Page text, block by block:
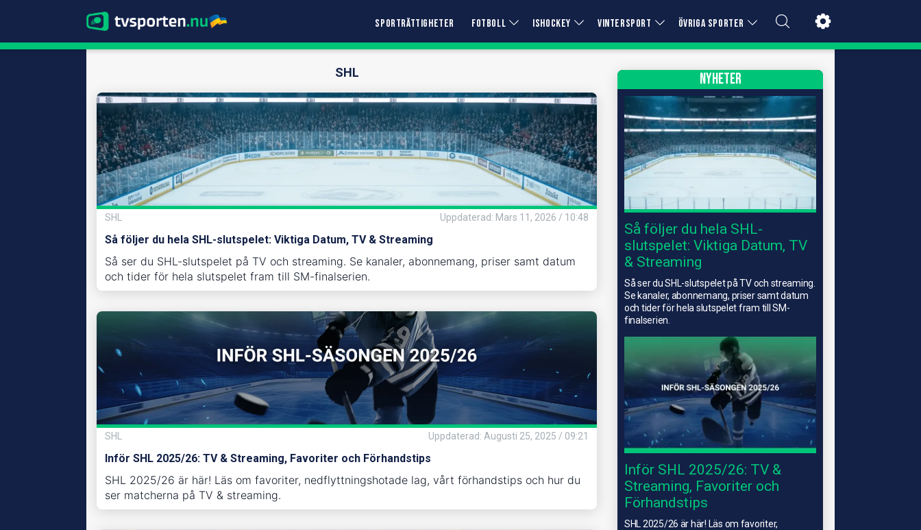
SPORTRÄTTIGHETER FOTBOLL ISHOCKEY VINTERSPORT ÖVRIGA SPORTER
SHL
SHL Uppdaterad: Mars 11, 2026 / 10:48
Så följer du hela SHL-slutspelet: Viktiga Datum, TV & Streaming
Så ser du SHL-slutspelet på TV och streaming. Se kanaler, abonnemang, priser samt datum
och tider för hela slutspelet fram till SM-finalserien.
SHL Uppdaterad: Augusti 25, 2025 / 09:21
Inför SHL 2025/26: TV & Streaming, Favoriter och Förhandstips
SHL 2025/26 är här! Läs om favoriter, nedflyttningshotade lag, vårt förhandstips och hur du
ser matcherna på TV & streaming.
NYHETER
Så följer du hela SHL-
slutspelet: Viktiga Datum, TV
& Streaming
Så ser du SHL-slutspelet på TV och streaming.
Se kanaler, abonnemang, priser samt datum
och tider för hela slutspelet fram till SM-
finalserien.
Inför SHL 2025/26: TV &
Streaming, Favoriter och
Förhandstips
SHL 2025/26 är här! Läs om favoriter,